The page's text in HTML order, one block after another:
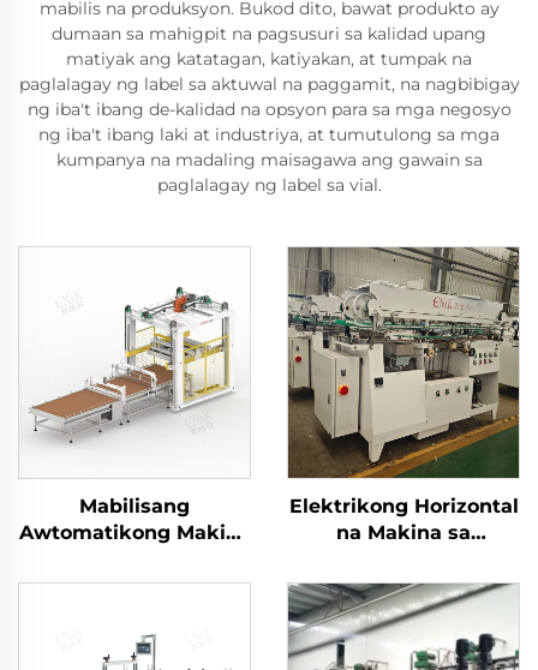
mabilis na produksyon. Bukod dito, bawat produkto ay
dumaan sa mahigpit na pagsusuri sa kalidad upang
matiyak ang katatagan, katiyakan, at tumpak na
paglalagay ng label sa aktuwal na paggamit, na nagbibigay
ng iba't ibang de-kalidad na opsyon para sa mga negosyo
ng iba't ibang laki at industriya, at tumutulong sa mga
kumpanya na madaling maisagawa ang gawain sa
paglalagay ng label sa vial.
Mabilisang
Awtomatikong Makina
Nakalatag na Karne
Elektrikong Horizontal
na Makina sa
para sa Mga Lata ng
Tin ENKGD-01